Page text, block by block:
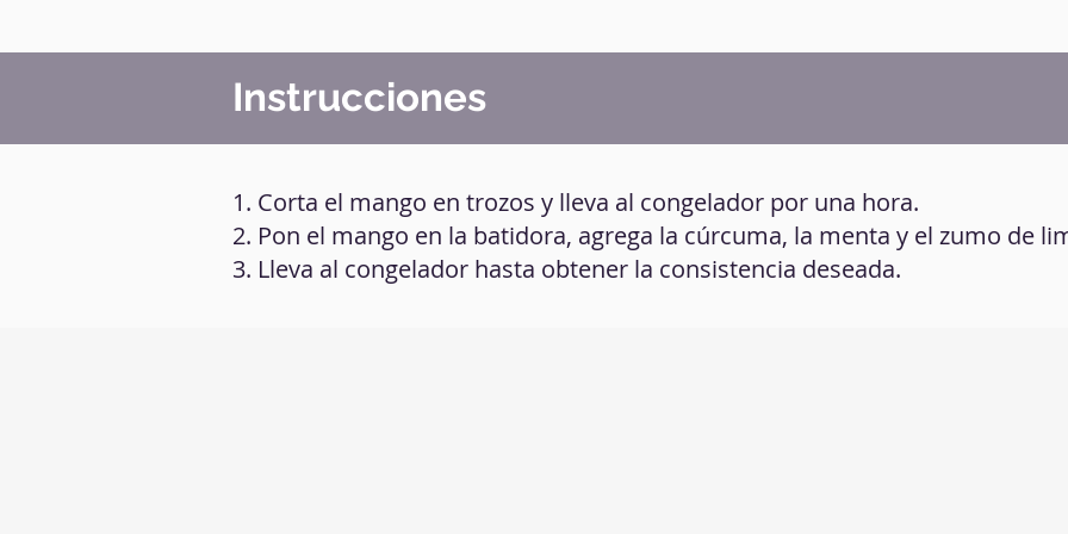
Instrucciones
1. Corta el mango en trozos y lleva al congelador por una hora.
2. Pon el mango en la batidora, agrega la cúrcuma, la menta y el zumo de
3. Lleva al congelador hasta obtener la consistencia deseada.